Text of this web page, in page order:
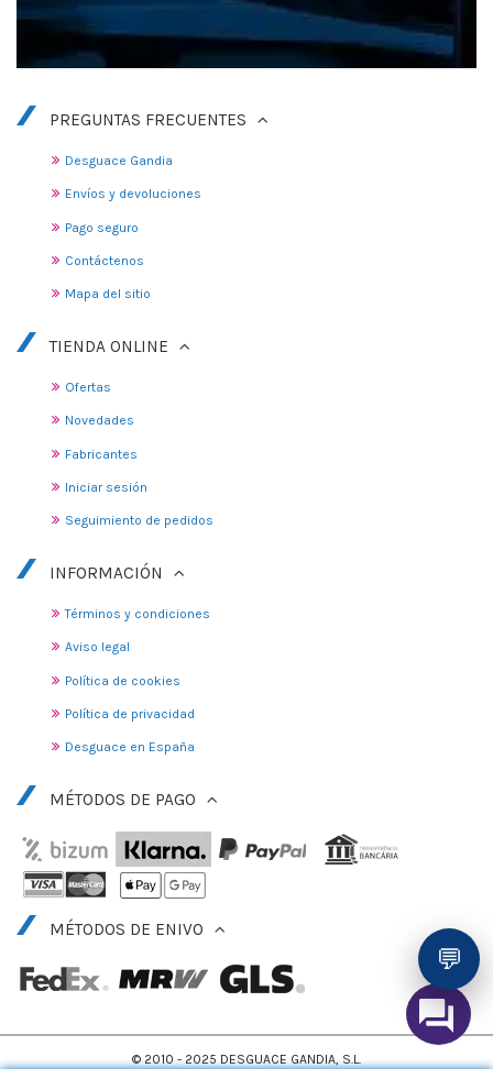
PREGUNTAS FRECUENTES
Desguace Gandia
Envíos y devoluciones
Pago seguro
Contáctenos
Mapa del sitio
TIENDA ONLINE
Ofertas
Novedades
Fabricantes
Iniciar sesión
Seguimiento de pedidos
INFORMACIÓN
Términos y condiciones
Aviso legal
Política de cookies
Política de privacidad
Desguace en España
MÉTODOS DE PAGO
MÉTODOS DE ENIVO
💬
© 2010 - 2025 DESGUACE GANDIA, S.L.